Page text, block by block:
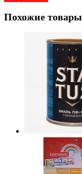
Похожие товары